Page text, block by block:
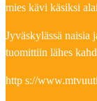
mies kävi käsiksi
Jyväskylässä naisia
tuomittiin lähes
http s://